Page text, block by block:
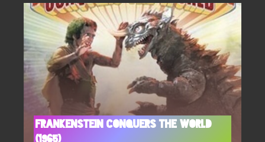
Frankenstein conquers the world
(1965)